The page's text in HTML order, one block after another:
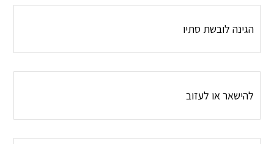
הגינה לובשת סתיו
להישאר או לעזוב